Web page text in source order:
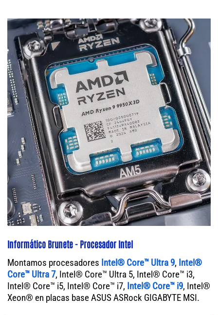
Informático Brunete - Procesador Intel
Montamos procesadores Intel® Core™ Ultra 9, Intel®
Core™ Ultra 7, Intel® Core™ Ultra 5, Intel® Core™ i3,
Intel® Core™ i5, Intel® Core™ i7, Intel® Core™ i9, Intel®
Xeon® en placas base ASUS ASRock GIGABYTE MSI.